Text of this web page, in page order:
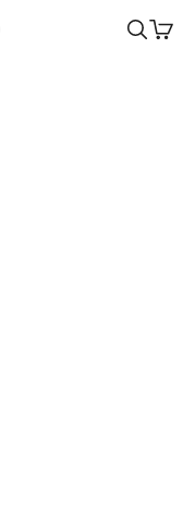
Search
Cart